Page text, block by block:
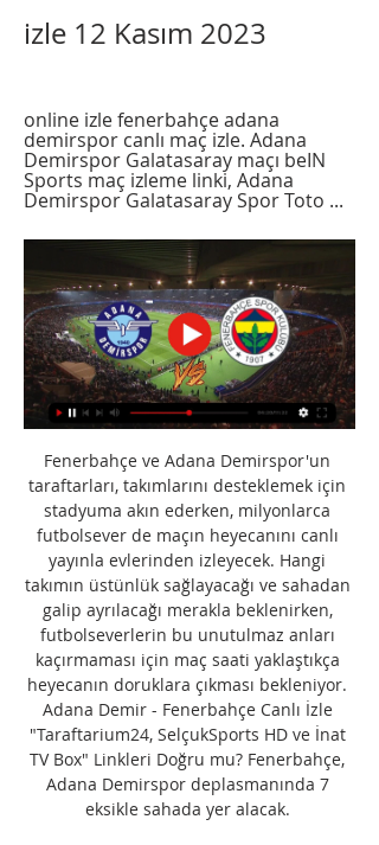
izle 12 Kasım 2023
online izle fenerbahçe adana
demirspor canlı maç izle. Adana
Demirspor Galatasaray maçı beIN
Sports maç izleme linki, Adana
Demirspor Galatasaray Spor Toto ...
Fenerbahçe ve Adana Demirspor'un
taraftarları, takımlarını desteklemek için
stadyuma akın ederken, milyonlarca
futbolsever de maçın heyecanını canlı
yayınla evlerinden izleyecek. Hangi
takımın üstünlük sağlayacağı ve sahadan
galip ayrılacağı merakla beklenirken,
futbolseverlerin bu unutulmaz anları
kaçırmaması için maç saati yaklaştıkça
heyecanın doruklara çıkması bekleniyor.
Adana Demir - Fenerbahçe Canlı İzle
"Taraftarium24, SelçukSports HD ve İnat
TV Box" Linkleri Doğru mu? Fenerbahçe,
Adana Demirspor deplasmanında 7
eksikle sahada yer alacak.